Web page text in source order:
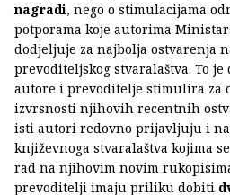
nagradi, nego o stimulacijama
potporama koje autorima
dodjeljuje za najbolja ostvarenja
prevoditeljskog stvaralaštva. To je
autore i prevoditelje stimulira za
izvrsnosti njihovih recentnih
isti autori redovno prijavljuju i na
književnoga stvaralaštva kojima
rad na njihovim novim
prevoditelji imaju priliku dobiti